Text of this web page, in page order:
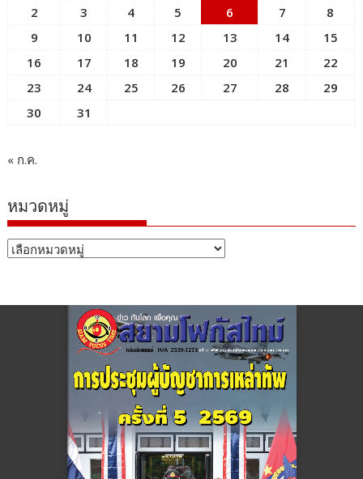
2
3 4 5 6 7
8
9
10 11 12 13 14
15
16
17 18 19 20 21
22
23
24 25 26 27 28
29
30
31
« ก.ค.
หมวดหมู่
หมวด